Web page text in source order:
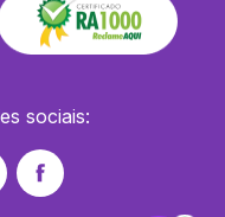
sociais: